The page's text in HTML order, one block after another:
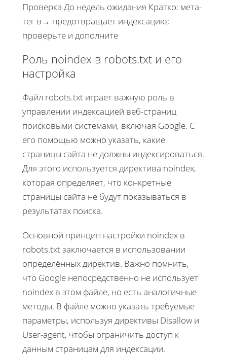
Проверка До недель ожидания Кратко: мета-
тег в→ предотвращает индексацию;
проверьте и дополните
Роль noindex в robots.txt и его
настройка
Файл robots.txt играет важную роль в
управлении индексацией веб-страниц
поисковыми системами, включая Google. С
его помощью можно указать, какие
страницы сайта не должны индексироваться.
Для этого используется директива noindex,
которая определяет, что конкретные
страницы сайта не будут показываться в
результатах поиска.
Основной принцип настройки noindex в
robots.txt заключается в использовании
определённых директив. Важно помнить,
что Google непосредственно не использует
noindex в этом файле, но есть аналогичные
методы. В файле можно указать требуемые
параметры, используя директивы Disallow и
User-agent, чтобы ограничить доступ к
данным страницам для индексации.